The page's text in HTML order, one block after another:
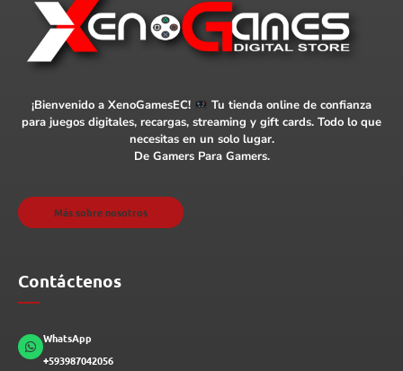
¡Bienvenido a XenoGamesEC!
Tu tienda online de confianza
para juegos digitales, recargas, streaming y gift cards. Todo lo que
necesitas en un solo lugar.
De Gamers Para Gamers.
Más sobre nosotros
Contáctenos
WhatsApp
+593987042056